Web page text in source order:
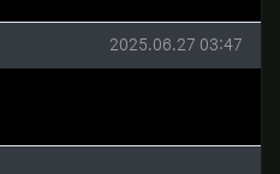
의 댓글작성일
2025.06.27 03:47